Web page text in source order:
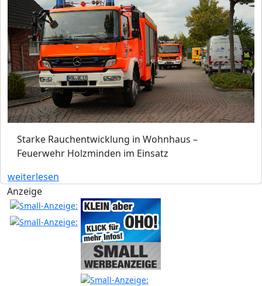
Starke Rauchentwicklung in Wohnhaus –
Feuerwehr Holzminden im Einsatz
weiterlesen
Anzeige